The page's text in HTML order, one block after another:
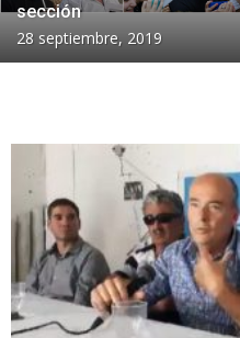
sección
28 septiembre, 2019